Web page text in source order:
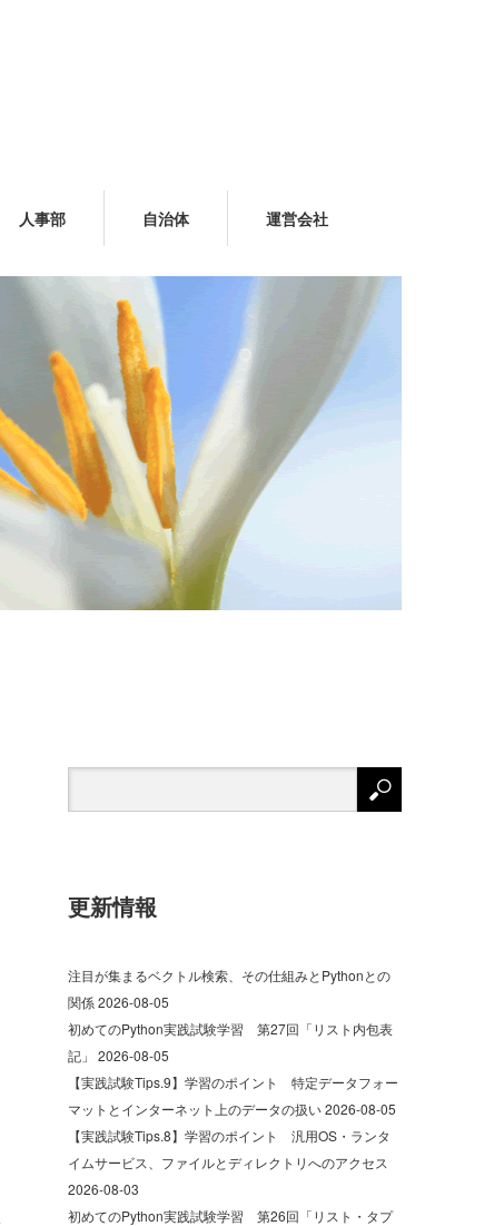
人事部 自治体 運営会社
更新情報
注目が集まるベクトル検索、その仕組みとPythonとの
関係2026-08-05
初めてのPython実践試験学習 第27回「リスト内包表
記」 2026-08-05
【実践試験Tips.9】学習のポイント 特定データフォー
マットとインターネット上のデータの扱い2026-08-05
【実践試験Tips.8】学習のポイント 汎用OS・ランタ
イムサービス、ファイルとディレクトリへのアクセス
2026-08-03
初めてのPython実践試験学習 第26回「リスト・タプ